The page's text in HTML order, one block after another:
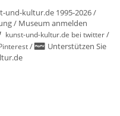
und-kultur.de 1995-2026 /
/ Museum anmelden
kunst-und-kultur.de bei twitter/
/
Unterstützen Sie